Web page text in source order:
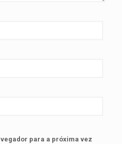
para a próxima vez